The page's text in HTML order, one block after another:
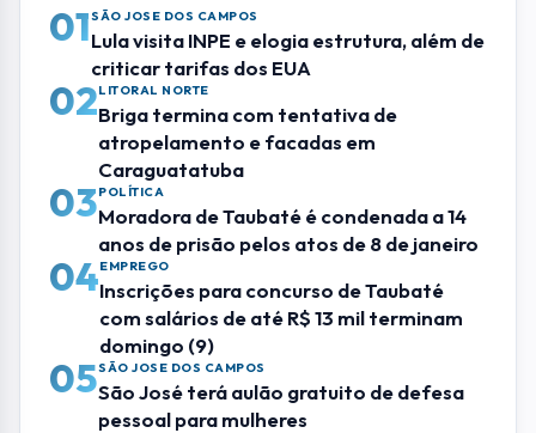
01SÃO JOSE DOS CAMPOS
Lula visita INPE e elogia estrutura, além de
criticar tarifas dos EUA
02LITORAL NORTE
Briga termina com tentativa de
atropelamento e facadas em
Caraguatatuba
03POLÍTICA
Moradora de Taubaté é condenada a 14
anos de prisão pelos atos de 8 de janeiro
04EMPREGO
Inscrições para concurso de Taubaté
com salários de até R$ 13 mil terminam
domingo (9)
05SÃO JOSE DOS CAMPOS
São José terá aulão gratuito de defesa
pessoal para mulheres